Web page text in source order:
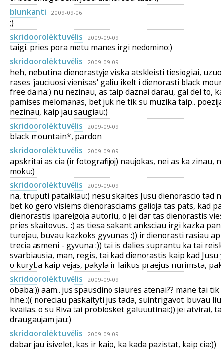
blunkanti
2009-09-06
;)
skridoorolėktuvėlis
2009-09-09
taigi. pries pora metu manes irgi nedomino:)
skridoorolėktuvėlis
2009-09-09
heh, nebutina dienorastyje viska atskleisti tiesiogiai,
rases 'jauciuosi vienisas' galiu ikelt i dienorasti black
free daina:) nu nezinau, as taip daznai darau, gal del to,
pamises melomanas, bet juk ne tik su muzika taip..
nezinau, kaip jau saugiau:)
skridoorolėktuvėlis
2009-09-09
black mountain*, pardon
skridoorolėktuvėlis
2009-09-09
apskritai as cia (ir fotografijoj) naujokas, nei as ka zinau,
moku:)
skridoorolėktuvėlis
2009-09-09
na, truputi pataikiau:) nesu skaites Jusu dienorascio tad
bet ko gero visiems dienorasciams galioja tas pats, kad
dienorastis ipareigoja autoriu, o jei dar tas dienorastis
pries skaitovus.. :) as tiesa sakant anksciau irgi kazka
turejau, buvau kazkoks gyvunas :)) ir dienorasti rasiau
trecia asmeni - gyvuna :)) tai is dalies suprantu ka tai
svarbiausia, man, regis, tai kad dienorastis kaip kad
o kuryba kaip vejas, pakyla ir laikus praejus nurimsta,
skridoorolėktuvėlis
2009-09-09
obaba:)) aam.. jus spausdino siaures atenai?? mane tai
hhe.:(( noreciau paskaityti jus tada, suintrigavot. buvau
kvailas. o su Riva tai problosket galuuutinai:)) jei atvirai,
draugaujam jau:)
skridoorolėktuvėlis
2009-09-09
dabar jau isivelet, kas ir kaip, ka kada pazistat, kaip cia:))